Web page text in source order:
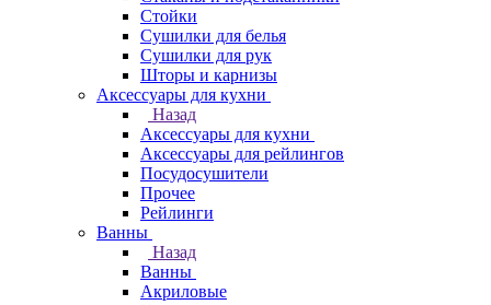
Стойки
Сушилки для белья
Сушилки для рук
Шторы и карнизы
Аксессуары для кухни
Назад
Аксессуары для кухни
Аксессуары для рейлингов
Посудосушители
Прочее
Рейлинги
Ванны
Назад
Ванны
Акриловые